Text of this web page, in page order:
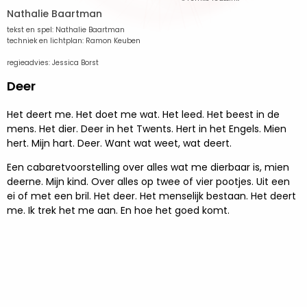
Nathalie Baartman
tekst en spel: Nathalie Baartman
techniek en lichtplan: Ramon Keuben
regieadvies: Jessica Borst
Deer
Het deert me. Het doet me wat. Het leed. Het beest in de
mens. Het dier. Deer in het Twents. Hert in het Engels. Mien
hert. Mijn hart. Deer. Want wat weet, wat deert.
Een cabaretvoorstelling over alles wat me dierbaar is, mien
deerne. Mijn kind. Over alles op twee of vier pootjes. Uit een
ei of met een bril. Het deer. Het menselijk bestaan. Het deert
me. Ik trek het me aan. En hoe het goed komt.